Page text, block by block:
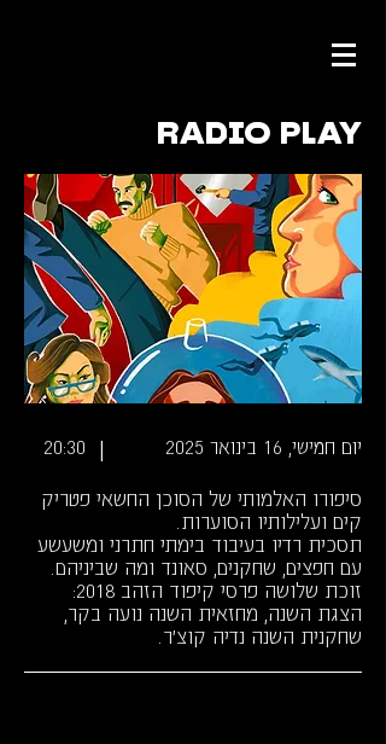
RADIO PLAY
20:30 | יום חמישי, 16 בינואר 2025
סיפורו האלמותי של הסוכן החשאי פטריק
קים ועלילותיו הסוערות.
תסכית רדיו בעיבוד בימתי חתרני ומשעשע
עם חפצים, שחקנים, סאונד ומה שביניהם.
זוכת שלושה פרסי קיפוד הזהב 2018:
הצגת השנה, מחזאית השנה נועה בקר,
שחקנית השנה נדיה קוצ'ר.